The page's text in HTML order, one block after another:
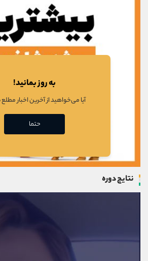
نتایج دوره
به روز بمانید!
آیا می‌خواهید از آخرین اخبار
حتما